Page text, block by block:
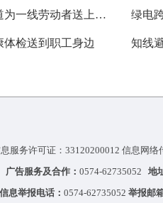
粽叶飘香，关爱满格！低塘街道为一线劳动者送上节日礼包
检送到职工身边
绿电
知线
服务许可证：33120200012 信息网
广告服务及合作： 0574-62735052 地
息举报电话： 0574-62735052 举报邮